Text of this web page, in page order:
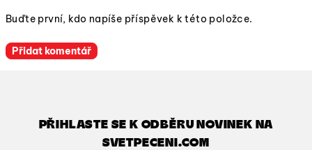
Buďte první, kdo napíše příspěvek k této položce.
Přidat komentář
PŘIHLASTE SE K ODBĚRU NOVINEK NA
SVETPECENI.COM